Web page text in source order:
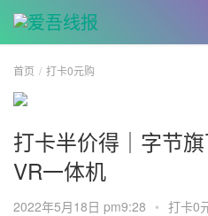
首页 打卡0元购
打卡半价得｜字节
VR一体机
2022年5月18日 pm9:28 • 打卡0